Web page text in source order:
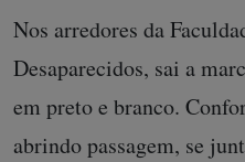
Nos arredores da
Desaparecidos, sai a
em preto e branco.
abrindo passagem, se